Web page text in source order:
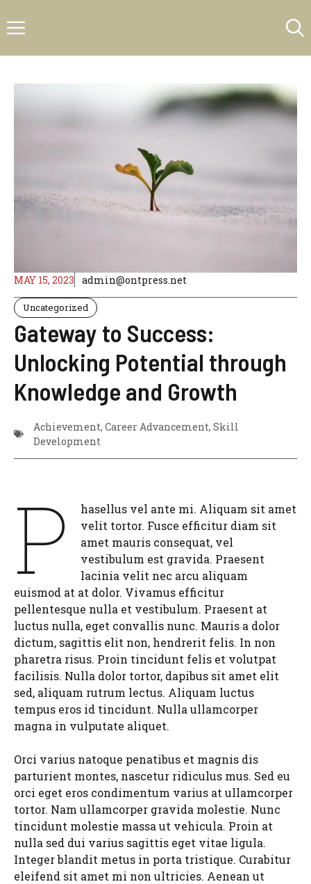
to
Menu
MAY 15, 2023 admin@ontpress.net
Uncategorized
Gateway to Success:
Unlocking Potential through
Knowledge and Growth
Achievement, Career Advancement, Skill
Development
P
hasellus vel ante mi. Aliquam sit amet
velit tortor. Fusce efficitur diam sit
amet mauris consequat, vel
vestibulum est gravida. Praesent
lacinia velit nec arcu aliquam
euismod at at dolor. Vivamus efficitur
pellentesque nulla et vestibulum. Praesent at
luctus nulla, eget convallis nunc. Mauris a dolor
dictum, sagittis elit non, hendrerit felis. In non
pharetra risus. Proin tincidunt felis et volutpat
facilisis. Nulla dolor tortor, dapibus sit amet elit
sed, aliquam rutrum lectus. Aliquam luctus
tempus eros id tincidunt. Nulla ullamcorper
magna in vulputate aliquet.
Orci varius natoque penatibus et magnis dis
parturient montes, nascetur ridiculus mus. Sed eu
orci eget eros condimentum varius at ullamcorper
tortor. Nam ullamcorper gravida molestie. Nunc
tincidunt molestie massa ut vehicula. Proin at
nulla sed dui varius sagittis eget vitae ligula.
Integer blandit metus in porta tristique. Curabitur
eleifend sit amet mi non ultricies. Aenean ut